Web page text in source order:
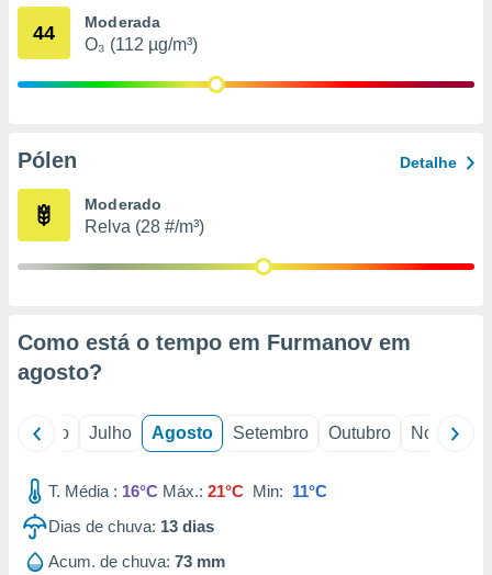
estudos
e
1199
44 Moderada
O₃ (112 µg/m³)
Pólen Detalhe
Moderado
Relva (28 #/m³)
Como está o tempo em Furmanov em
agosto?
Junho Julho Agosto Setembro Outubro Novembro
T. Média : 16°C Máx.: 21°C Min: 11°C
Dias de chuva: 13 dias
Acum. de chuva: 73 mm